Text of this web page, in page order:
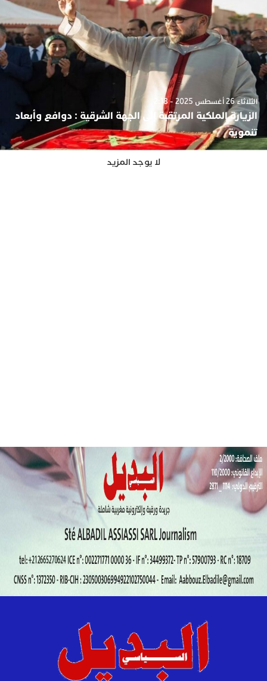
الثلاثاء 26 أغسطس 2025 - 2:18
الزيارة الملكية المرتقبة إلى الجهة الشرقية : دوافع وأبعاد
تنموية
لا يوجد المزيد